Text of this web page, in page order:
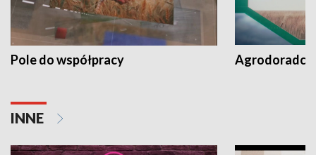
Pole do współpracy Agrodoradcy
INNE